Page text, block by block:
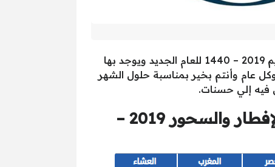
ننشر لكم متابعينا من المملكة العربية السعودية إمساكية شهر رمضان الكريم 2019 – 1440 للعام الجديد ويوجد بها
عام وأنتم بخير بمناسبة حلول الشهر
فيه إلي حسنات.
إمساكية شهر رمضان الكريم في الرياض ومواقيت الصلاة ووقت الإفطار والسحور 2019 –